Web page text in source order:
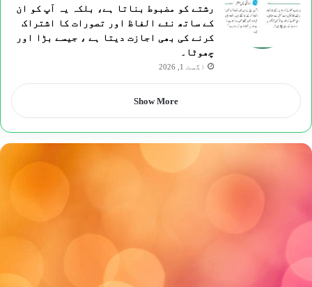
رشتے کو مضبوط بناتا ہے، بلکہ یہ آپ کو ان
کے ساتھ نئے الفاظ اور تصورات کا اشتراک
کرنے کی بھی اجازت دیتا ہے ، جیسے بڑا اور
چھوٹا۔
اگست 1, 2026
Show More